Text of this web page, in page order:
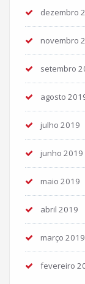
dezembro
novembro
setembro
agosto
julho 2019
junho 2019
maio 2019
abril 2019
março 2019
fevereiro